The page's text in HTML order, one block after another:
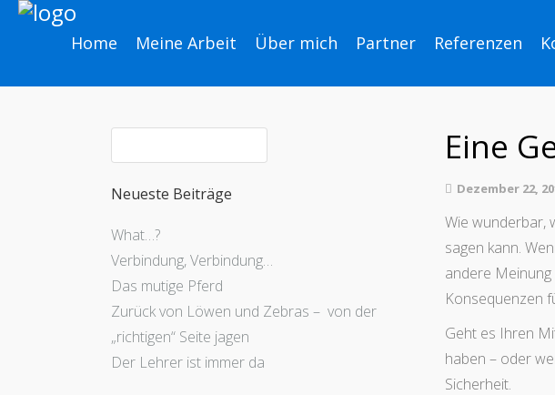
Home Meine Arbeit Über mich Partner Referenzen
Eine
Dezember 22,
Wie wunderbar,
sagen kann.
andere Meinung
Konsequenzen
Geht es Ihren
haben – oder
Sicherheit.
Neueste Beiträge
What…?
Verbindung, Verbindung…
Das mutige Pferd
Zurück von Löwen und Zebras – von der
„richtigen“ Seite jagen
Der Lehrer ist immer da